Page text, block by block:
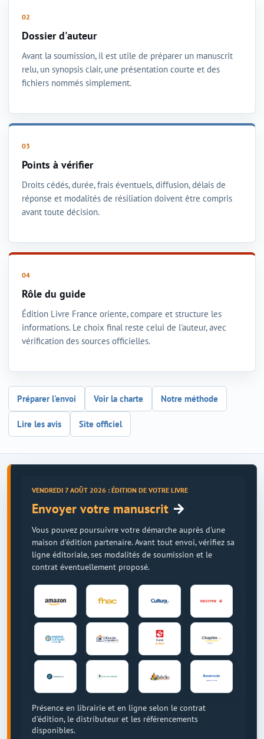
Dossier d'auteur
Avant la soumission, il est utile de préparer un manuscrit
relu, un synopsis clair, une présentation courte et des
fichiers nommés simplement.
Points à vérifier
Droits cédés, durée, frais éventuels, diffusion, délais de
réponse et modalités de résiliation doivent être compris
avant toute décision.
Rôle du guide
Édition Livre France oriente, compare et structure les
informations. Le choix final reste celui de l'auteur, avec
vérification des sources officielles.
Préparer l'envoi Voir la charte Notre méthode
Lire les avis Site officiel
VENDREDI 7 AOÛT 2026 : ÉDITION DE VOTRE LIVRE
Envoyer votre manuscrit →
Vous pouvez poursuivre votre démarche auprès d'une
maison d'édition partenaire. Avant tout envoi, vérifiez sa
ligne éditoriale, ses modalités de soumission et le
contrat éventuellement proposé.
Présence en librairie et en ligne selon le contrat
d'édition, le distributeur et les référencements
disponibles.